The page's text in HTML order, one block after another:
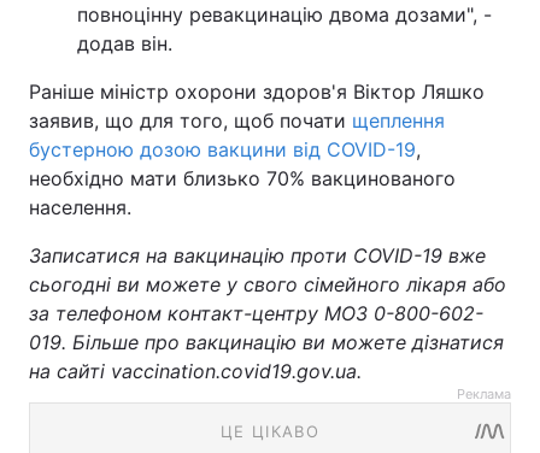
повноцінну ревакцинацію двома дозами", -
додав він.
Раніше міністр охорони здоров'я Віктор Ляшко
заявив, що для того, щоб почати щеплення
бустерною дозою вакцини від COVID-19,
необхідно мати близько 70% вакцинованого
населення.
Записатися на вакцинацію проти COVID-19 вже
сьогодні ви можете у свого сімейного лікаря або
за телефоном контакт-центру МОЗ 0-800-602-
019. Більше про вакцинацію ви можете дізнатися
на сайті vaccination.covid19.gov.ua.
Реклама